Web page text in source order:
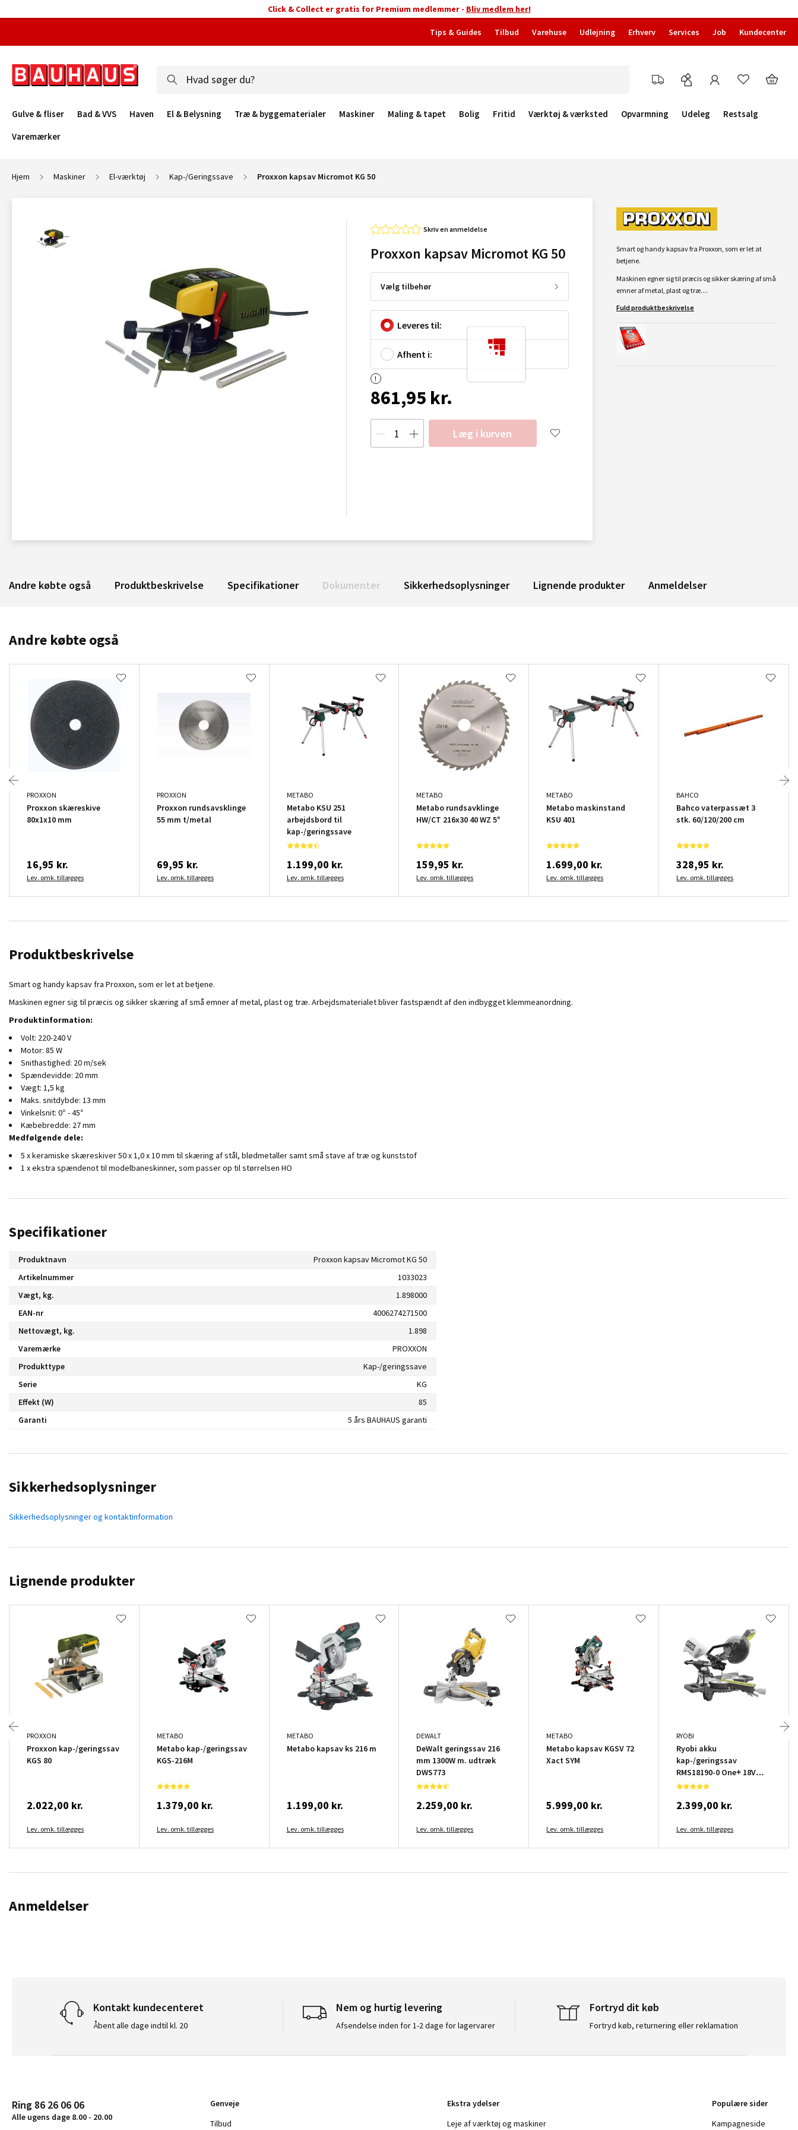
Click & Collect er gratis for Premium medlemmer - Bliv medlem her!
Tips & Guides Tilbud Varehuse Udlejning Erhverv Services Job Kundecenter
Gulve & fliser Bad & VVS Haven El & Belysning Træ & byggematerialer Maskiner Maling & tapet Bolig Fritid Værktøj & værksted Opvarmning Udeleg
Restsalg
Varemærker
Hjem Maskiner El-værktøj Kap-/Geringssave Proxxon kapsav Micromot KG 50
Skriv en anmeldelse
Proxxon kapsav Micromot KG 50
Vælg tilbehør
Leveres til:
Afhent i:
861,95 kr.
Læg i kurven
Smart og handy kapsav fra Proxxon, som er let at
betjene.
Maskinen egner sig til præcis og sikker skæring af små
emner af metal, plast og træ....
Fuld produktbeskrivelse
Andre købte også Produktbeskrivelse Specifikationer Dokumenter Sikkerhedsoplysninger Lignende produkter Anmeldelser
Andre købte også
PROXXON
Proxxon skæreskive
80x1x10 mm
16,95 kr.
Lev. omk. tillægges
PROXXON
Proxxon rundsavsklinge
55 mm t/metal
69,95 kr.
Lev. omk. tillægges
METABO
Metabo KSU 251
arbejdsbord til
kap-/geringssave
1.199,00 kr.
Lev. omk. tillægges
METABO
Metabo rundsavklinge
HW/CT 216x30 40 WZ 5°
159,95 kr.
Lev. omk. tillægges
METABO
Metabo maskinstand
KSU 401
1.699,00 kr.
Lev. omk. tillægges
BAHCO
Bahco vaterpassæt 3
stk. 60/120/200 cm
328,95 kr.
Lev. omk. tillægges
Produktbeskrivelse
Smart og handy kapsav fra Proxxon, som er let at betjene.
Maskinen egner sig til præcis og sikker skæring af små emner af metal, plast og træ. Arbejdsmaterialet bliver fastspændt af den indbygget klemmeanordning.
Produktinformation:
Volt: 220-240 V
Motor: 85 W
Snithastighed: 20 m/sek
Spændevidde: 20 mm
Vægt: 1,5 kg
Maks. snitdybde: 13 mm
Vinkelsnit: 0° - 45°
Kæbebredde: 27 mm
Medfølgende dele:
5 x keramiske skæreskiver 50 x 1,0 x 10 mm til skæring af stål, blødmetaller samt små stave af træ og kunststof
1 x ekstra spændenot til modelbaneskinner, som passer op til størrelsen HO
Specifikationer
Produktnavn
Proxxon kapsav Micromot KG 50
Artikelnummer
1033023
Vægt, kg.
1.898000
EAN-nr
4006274271500
Nettovægt, kg.
1.898
Varemærke
PROXXON
Produkttype
Kap-/geringssave
Serie
KG
Effekt (W)
85
Garanti
5 års BAUHAUS garanti
Sikkerhedsoplysninger
Sikkerhedsoplysninger og kontaktinformation
Lignende produkter
PROXXON
Proxxon kap-/geringssav
KGS 80
2.022,00 kr.
Lev. omk. tillægges
METABO
Metabo kap-/geringssav
KGS-216M
1.379,00 kr.
Lev. omk. tillægges
METABO
Metabo kapsav ks 216 m
1.199,00 kr.
Lev. omk. tillægges
DEWALT
DeWalt geringssav 216
mm 1300W m. udtræk
DWS773
2.259,00 kr.
Lev. omk. tillægges
METABO
Metabo kapsav KGSV 72
Xact SYM
5.999,00 kr.
Lev. omk. tillægges
RYOBI
Ryobi akku
kap-/geringssav
RMS18190-0 One+ 18V
u/batteri & lader
2.399,00 kr.
Lev. omk. tillægges
Anmeldelser
Kontakt kundecenteret
Åbent alle dage indtil kl. 20
Nem og hurtig levering
Afsendelse inden for 1-2 dage for lagervarer
Fortryd dit køb
Fortryd køb, returnering eller reklamation
Ring 86 26 06 06
Alle ugens dage 8.00 - 20.00
Genveje
Tilbud
Ekstra ydelser
Leje af værktøj og maskiner
Populære sider
Kampagneside